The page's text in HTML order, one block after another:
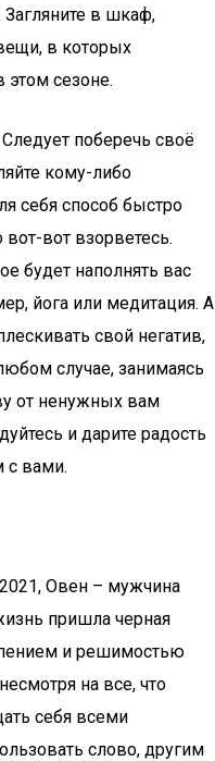
Загляните в шкаф,
в которых
этом сезоне.
поберечь своё
кому-либо
себя способ быстро
вот-вот взорветесь.
будет наполнять вас
йога или медитация. А
свой негатив,
случае, занимаясь
от ненужных вам
и дарите радость
с вами.
Овен – мужчина
пришла черная
и решимостью
на все, что
себя всеми
слово, другим